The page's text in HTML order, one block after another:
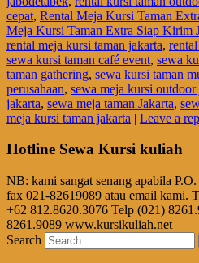
cepat, Rental Meja Kursi Taman
Meja Kursi Taman Extra Siap Kirim
rental meja kursi taman jakarta,
sewa kursi taman café event, sewa
taman gathering, sewa kursi taman
perusahaan, sewa meja kursi outdoor
jakarta, sewa meja taman Jakarta,
meja kursi taman jakarta | Leave a
Hotline Sewa Kursi kuliah
NB: kami sangat senang apabila
fax 021-82619089 atau email kami.
+62 812.8620.3076 Telp (021)
8261.9089 www.kursikuliah.net
Search